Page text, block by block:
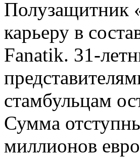
Полузащитник
карьеру в
Fanatik. 31-
стамбульцам
Сумма
миллионов